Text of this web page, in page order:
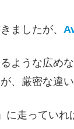
ましたが、
ような広め
、厳密な違
に走っていれ